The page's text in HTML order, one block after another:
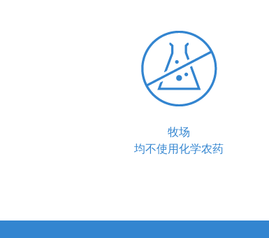
牧场
均不使用化学农药